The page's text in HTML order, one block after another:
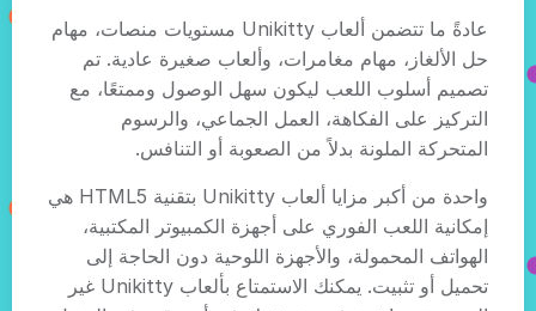
عادةً ما تتضمن ألعاب Unikitty مستويات منصات، مهام
حل الألغاز، مهام مغامرات، وألعاب صغيرة عادية. تم
تصميم أسلوب اللعب ليكون سهل الوصول وممتعًا، مع
التركيز على الفكاهة، العمل الجماعي، والرسوم
المتحركة الملونة بدلاً من الصعوبة أو التنافس.
واحدة من أكبر مزايا ألعاب Unikitty بتقنية HTML5 هي
إمكانية اللعب الفوري على أجهزة الكمبيوتر المكتبية،
الهواتف المحمولة، والأجهزة اللوحية دون الحاجة إلى
تحميل أو تثبيت. يمكنك الاستمتاع بألعاب Unikitty غير